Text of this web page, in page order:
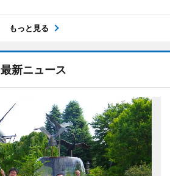
もっと見る
最新ニュース